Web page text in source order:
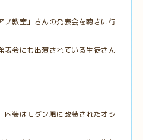
ノ教室」さんの発表会を聴きに行
表会にも出演されている生徒さん
内装はモダン風に改装されたオシ